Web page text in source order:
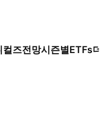
컬즈전망시즌별ETFs더